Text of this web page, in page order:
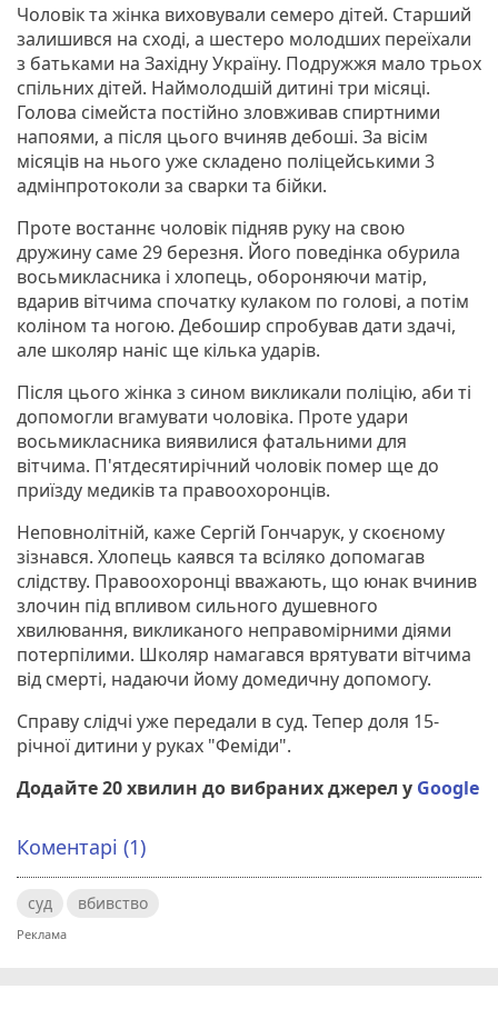
Чоловік та жінка виховували семеро дітей. Старший
залишився на сході, а шестеро молодших переїхали
з батьками на Західну Україну. Подружжя мало трьох
спільних дітей. Наймолодшій дитині три місяці.
Голова сімейста постійно зловживав спиртними
напоями, а після цього вчиняв дебоші. За вісім
місяців на нього уже складено поліцейськими 3
адмінпротоколи за сварки та бійки.
Проте востаннє чоловік підняв руку на свою
дружину саме 29 березня. Його поведінка обурила
восьмикласника і хлопець, обороняючи матір,
вдарив вітчима спочатку кулаком по голові, а потім
коліном та ногою. Дебошир спробував дати здачі,
але школяр наніс ще кілька ударів.
Після цього жінка з сином викликали поліцію, аби ті
допомогли вгамувати чоловіка. Проте удари
восьмикласника виявилися фатальними для
вітчима. П'ятдесятирічний чоловік помер ще до
приїзду медиків та правоохоронців.
Неповнолітній, каже Сергій Гончарук, у скоєному
зізнався. Хлопець каявся та всіляко допомагав
слідству. Правоохоронці вважають, що юнак вчинив
злочин під впливом сильного душевного
хвилювання, викликаного неправомірними діями
потерпілими. Школяр намагався врятувати вітчима
від смерті, надаючи йому домедичну допомогу.
Справу слідчі уже передали в суд. Тепер доля 15-
річної дитини у руках "Феміди".
Додайте 20 хвилин до вибраних джерел у Google
Коментарі (1)
суд вбивство